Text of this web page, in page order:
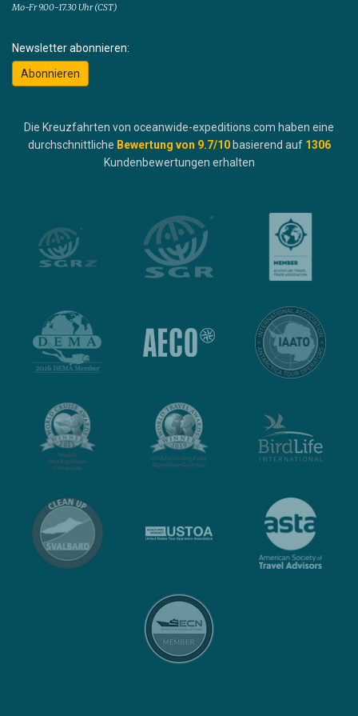
Mo-Fr 9.00-17.30 Uhr (CST)
Newsletter abonnieren:
Abonnieren
Die Kreuzfahrten von oceanwide-expeditions.com haben eine
durchschnittliche Bewertung von 9.7/10 basierend auf 1306
Kundenbewertungen erhalten